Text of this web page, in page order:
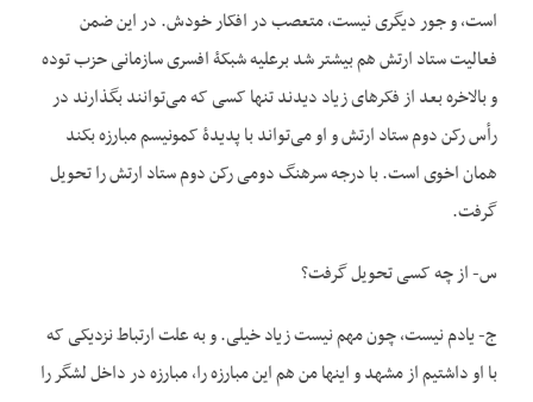
است، و جور دیگری نیست، متعصب در افکار خودش. در این ضمن
فعالیت ستاد ارتش هم بیشتر شد برعلیه شبکۀ افسری سازمانی حزب توده
و بالاخره بعد از فکرهای زیاد دیدند تنها کسی که می‌توانند بگذارند در
رأس رکن دوم ستاد ارتش و او می‌تواند با پدیدۀ کمونیسم مبارزه بکند
همان اخوی است. با درجه سرهنگ دومی ‌رکن دوم ستاد ارتش را تحویل
گرفت.
س- از چه کسی تحویل گرفت؟
ج- یادم نیست، چون مهم نیست زیاد خیلی. و به علت ارتباط نزدیکی که
با او داشتیم از مشهد و اینها من هم این مبارزه را، مبارزه در داخل لشگر را